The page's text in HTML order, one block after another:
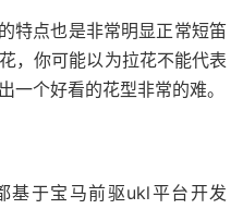
特点也是非常明显正常短笛
，你可能以为拉花不能代表
一个好看的花型非常的难。
基于宝马前驱ukl平台开发